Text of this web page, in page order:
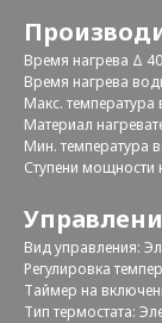
Время нагрева Δ
Время нагрева
Макс.
Материал
Мин. температура
Ступени мощности
Вид управления:
Регулировка
Таймер на
Тип термостата: